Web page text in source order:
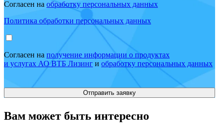
Согласен на обработку персональных данных
Политика обработки персональных данных
Согласен на получение информации о продуктах
и услугах АО ВТБ Лизинг и обработку персональных данных
Вам может быть интересно